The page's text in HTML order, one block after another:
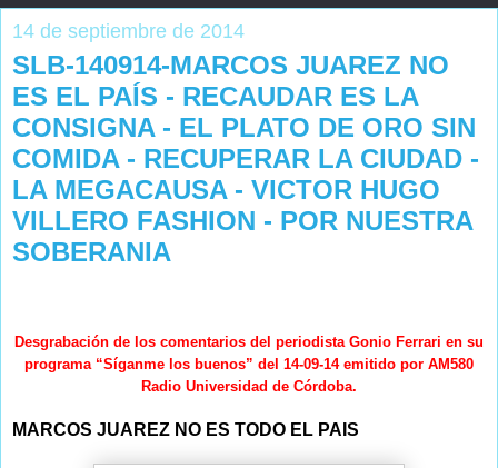
14 de septiembre de 2014
SLB-140914-MARCOS JUAREZ NO
ES EL PAÍS - RECAUDAR ES LA
CONSIGNA - EL PLATO DE ORO SIN
COMIDA - RECUPERAR LA CIUDAD -
LA MEGACAUSA - VICTOR HUGO
VILLERO FASHION - POR NUESTRA
SOBERANIA
Desgrabación de los comentarios del periodista Gonio Ferrari en su
programa “Síganme los buenos” del 14-09-14 emitido por AM580
Radio Universidad de Córdoba.
MARCOS JUAREZ NO ES TODO EL PAIS